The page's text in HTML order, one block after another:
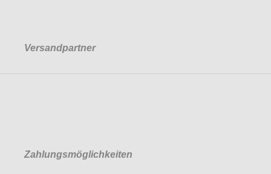
Versandpartner
Zahlungsmöglichkeiten